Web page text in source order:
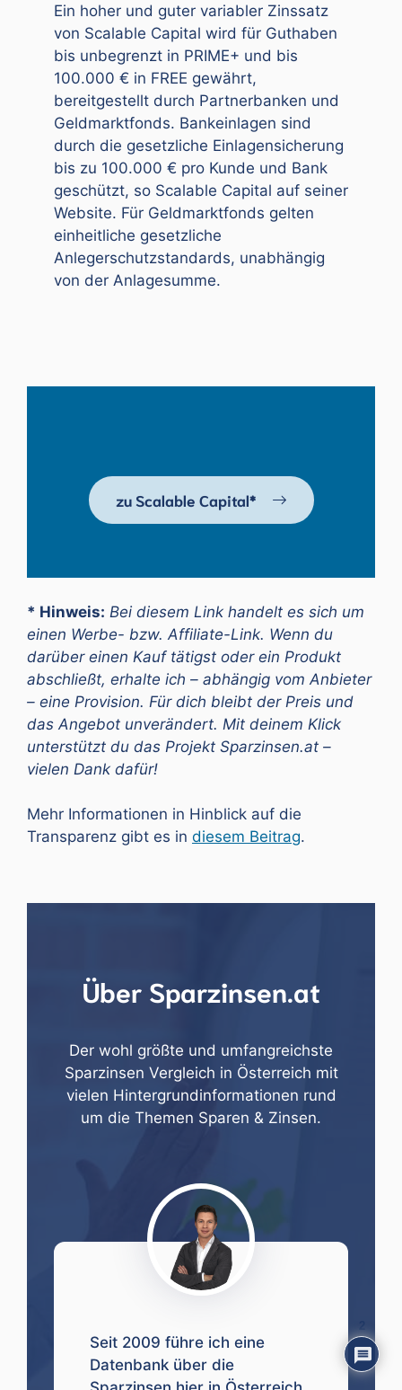
Ein hoher und guter variabler Zinssatz
von Scalable Capital wird für Guthaben
bis unbegrenzt in PRIME+ und bis
100.000 € in FREE gewährt,
bereitgestellt durch Partnerbanken und
Geldmarktfonds. Bankeinlagen sind
durch die gesetzliche Einlagensicherung
bis zu 100.000 € pro Kunde und Bank
geschützt, so Scalable Capital auf seiner
Website. Für Geldmarktfonds gelten
einheitliche gesetzliche
Anlegerschutzstandards, unabhängig
von der Anlagesumme.
zu Scalable Capital*
* Hinweis: Bei diesem Link handelt es sich um
einen Werbe- bzw. Affiliate-Link. Wenn du
darüber einen Kauf tätigst oder ein Produkt
abschließt, erhalte ich – abhängig vom Anbieter
– eine Provision. Für dich bleibt der Preis und
das Angebot unverändert. Mit deinem Klick
unterstützt du das Projekt Sparzinsen.at –
vielen Dank dafür!
Mehr Informationen in Hinblick auf die
Transparenz gibt es in diesem Beitrag.
Über Sparzinsen.at
Der wohl größte und umfangreichste
Sparzinsen Vergleich in Österreich mit
vielen Hintergrundinformationen rund
um die Themen Sparen & Zinsen.
Seit 2009 führe ich eine
Datenbank über die